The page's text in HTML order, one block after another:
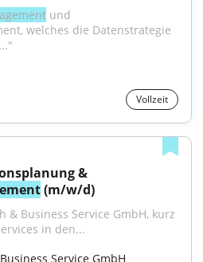
und
welches die Datenstrategie
Vollzeit
&
(m/w/d)
& Business Service GmbH, kurz
in den...
Service GmbH